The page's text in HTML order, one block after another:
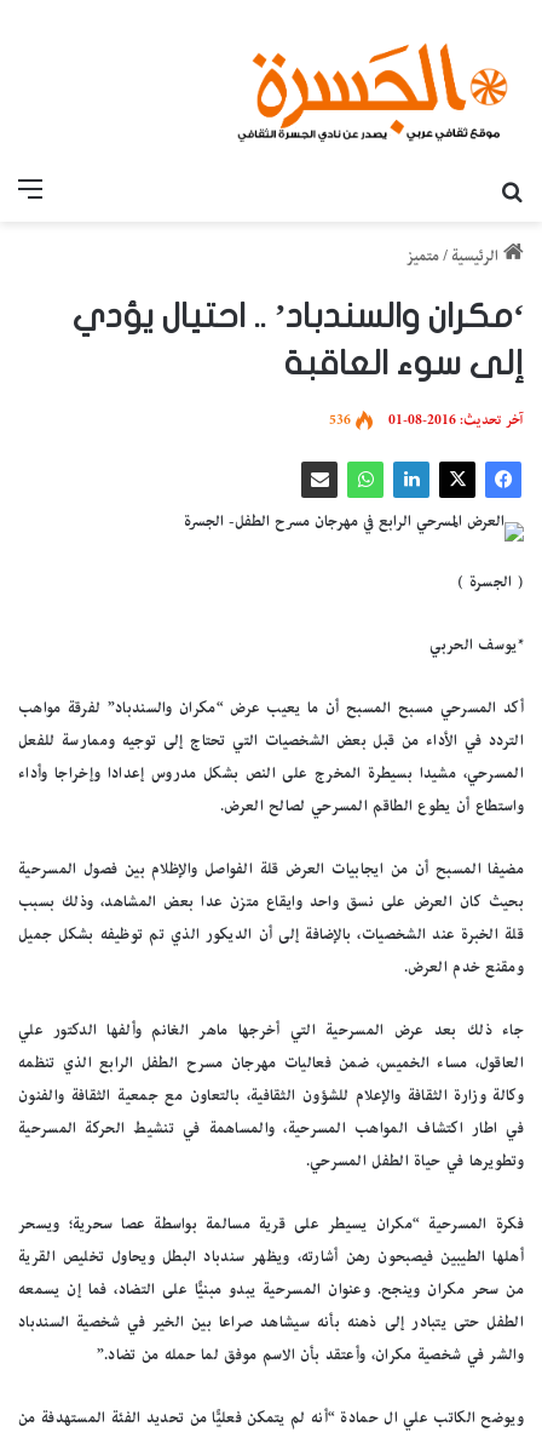
الرئيسية /متميز
‘مكران والسندباد’ .. احتيال يؤدي
إلى سوء العاقبة
آخر تحديث: 2016-08-01 536
( الجسرة )
*يوسف الحربي
أكد المسرحي مسبح المسبح أن ما يعيب عرض “مكران والسندباد” لفرقة مواهب
التردد في الأداء من قبل بعض الشخصيات التي تحتاج إلى توجيه وممارسة للفعل
المسرحي، مشيدا بسيطرة المخرج على النص بشكل مدروس إعدادا وإخراجا وأداء
واستطاع أن يطوع الطاقم المسرحي لصالح العرض.
مضيفا المسبح أن من ايجابيات العرض قلة الفواصل والإظلام بين فصول المسرحية
بحيث كان العرض على نسق واحد وايقاع متزن عدا بعض المشاهد، وذلك بسبب
قلة الخبرة عند الشخصيات، بالإضافة إلى أن الديكور الذي تم توظيفه بشكل جميل
ومقنع خدم العرض.
جاء ذلك بعد عرض المسرحية التي أخرجها ماهر الغانم وألفها الدكتور علي
العاقول، مساء الخميس، ضمن فعاليات مهرجان مسرح الطفل الرابع الذي تنظمه
وكالة وزارة الثقافة والإعلام للشؤون الثقافية، بالتعاون مع جمعية الثقافة والفنون
في اطار اكتشاف المواهب المسرحية، والمساهمة في تنشيط الحركة المسرحية
وتطويرها في حياة الطفل المسرحي.
فكرة المسرحية “مكران يسيطر على قرية مسالمة بواسطة عصا سحرية؛ ويسحر
أهلها الطيبين فيصبحون رهن أشارته، ويظهر سندباد البطل ويحاول تخليص القرية
من سحر مكران وينجح. وعنوان المسرحية يبدو مبنيًّا على التضاد، فما إن يسمعه
الطفل حتى يتبادر إلى ذهنه بأنه سيشاهد صراعا بين الخير في شخصية السندباد
والشر في شخصية مكران، وأعتقد بأن الاسم موفق لما حمله من تضاد.”
ويوضح الكاتب علي ال حمادة “أنه لم يتمكن فعليًّا من تحديد الفئة المستهدفة من